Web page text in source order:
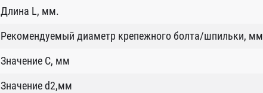
Длина L, мм.
Рекомендуемый диаметр крепежного болта/шпильки, мм
Значение C, мм
Значение d2,мм